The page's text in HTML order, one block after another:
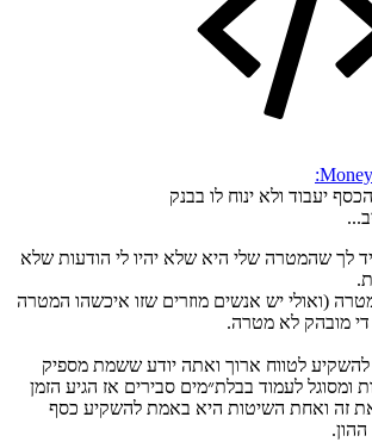
יעבוד ולא ינוח לו בבנק
לך שהמטרה שלי היא שלא יהיו לי הודעות שלא
(ואולי יש אנשים מוזרים שזו איכשהו המטרה
מובהק לא מטרה.
לטווח ארוך ואתה יודע ששמת מספיק
ומסוגל לעמוד בבלת״מים סבירים אז הגיע הזמן
זה ואחת השיטות היא באמת להשקיע כסף